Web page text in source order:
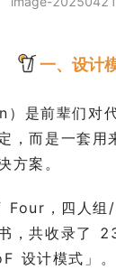
一、设计
是前辈们对
，而是一套
方案。
，四人组/
，共收录了
设计模式」。